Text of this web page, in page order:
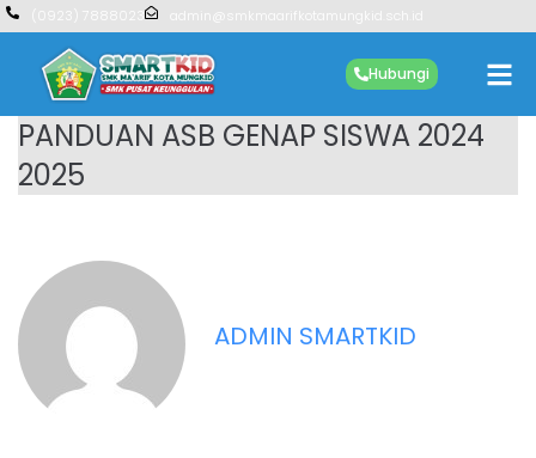
(0923) 7888023 admin@smkmaarifkotamungkid.sch.id
Hubungi
PANDUAN ASB GENAP SISWA 2024
2025
ADMIN SMARTKID